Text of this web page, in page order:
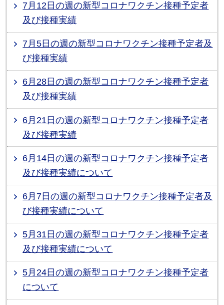
7月12日の週の新型コロナワクチン接種予定者
及び接種実績
7月5日の週の新型コロナワクチン接種予定者及
び接種実績
6月28日の週の新型コロナワクチン接種予定者
及び接種実績
6月21日の週の新型コロナワクチン接種予定者
及び接種実績
6月14日の週の新型コロナワクチン接種予定者
及び接種実績について
6月7日の週の新型コロナワクチン接種予定者及
び接種実績について
5月31日の週の新型コロナワクチン接種予定者
及び接種実績について
5月24日の週の新型コロナワクチン接種予定者
について